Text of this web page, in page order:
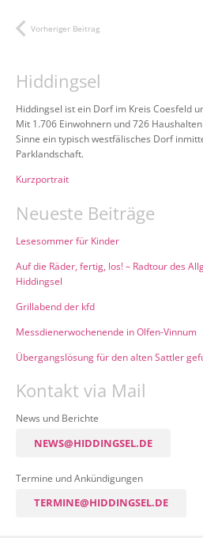
Vorheriger Beitrag
Hiddingsel
Hiddingsel ist ein Dorf im Kreis Coesfeld
Mit 1.706 Einwohnern und 726
Sinne ein typisch westfälisches Dorf
Parklandschaft.
Kurzportrait
Neueste Beiträge
Lesesommer für Kinder
Auf die Räder, fertig, los! – Radtour des
Hiddingsel
Grillabend der kfd
Messdienerwochenende in Olfen-Vinnum
Übergangslösung für den alten Sattler
Kontakt via Mail
News und Berichte
NEWS@HIDDINGSEL.DE
Termine und Ankündigungen
TERMINE@HIDDINGSEL.DE